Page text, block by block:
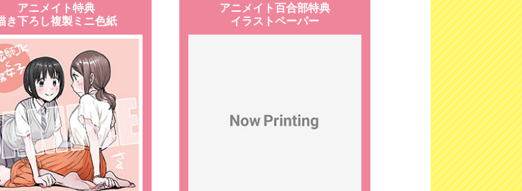
アニメイト特典
き下ろし複製ミニ色紙
アニメイト百合部特典
イラストペーパー